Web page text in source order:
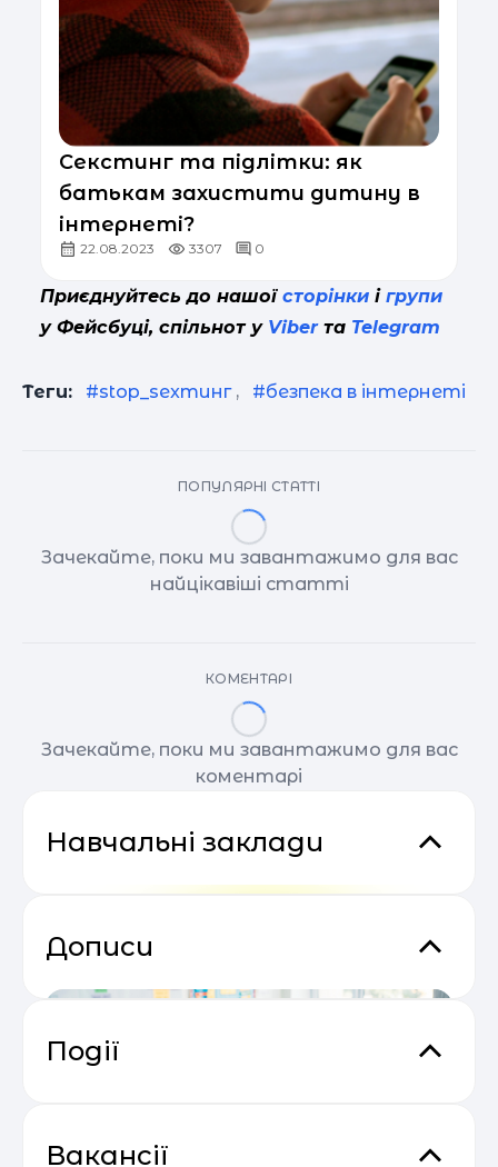
Секстинг та підлітки: як
батькам захистити дитину в
інтернеті?
22.08.2023 3307 0
Приєднуйтесь до нашоїсторінки ігрупи
у Фейсбуці, спільнот уViberта Telegram
Теги: #stop_sexтинг , #безпека в інтернеті
ПОПУЛЯРНІ СТАТТІ
Зачекайте, поки ми завантажимо для вас
найцікавіші статті
КОМЕНТАРІ
Зачекайте, поки ми завантажимо для вас
коментарі
Навчальні заклади
Дописи
Події
— 2026
Вакансії